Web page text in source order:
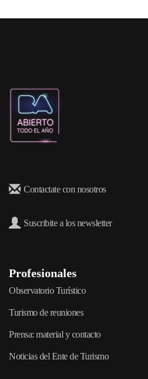
Contactate con nosotros
Suscribite a los newsletter
Profesionales
Observatorio Turístico
Turismo de reuniones
Prensa: material y contacto
Noticias del Ente de Turismo